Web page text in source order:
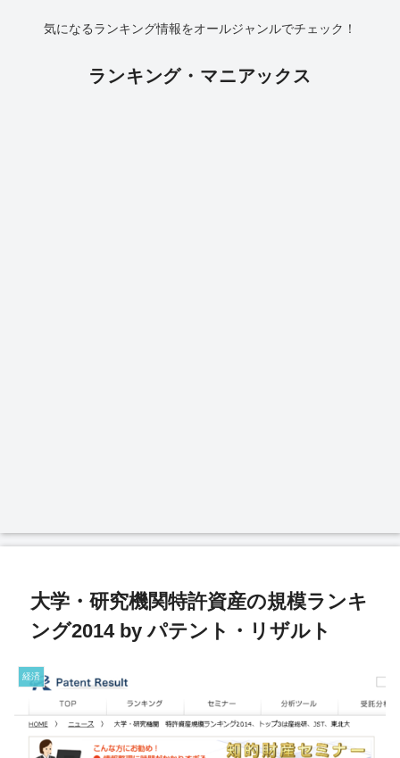
気になるランキング情報をオールジャンルでチェック！
ランキング・マニアックス
大学・研究機関特許資産の規模ランキ
ング2014 by パテント・リザルト
経済